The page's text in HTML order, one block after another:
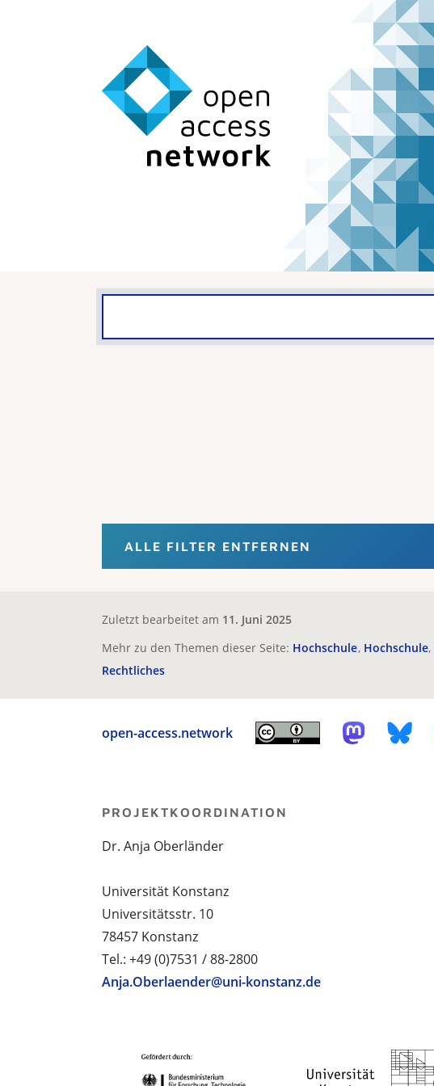
ALLE FILTER ENTFERNEN
Zuletzt bearbeitet am 11. Juni 2025
Mehr zu den Themen dieser Seite: Hochschule Hochschule
Rechtliches
open-access.network
PROJEKTKOORDINATION
Dr. Anja Oberländer
Universität Konstanz
Universitätsstr. 10
78457 Konstanz
Tel.: +49 (0)7531 / 88-2800
Anja.Oberlaender@uni-konstanz.de